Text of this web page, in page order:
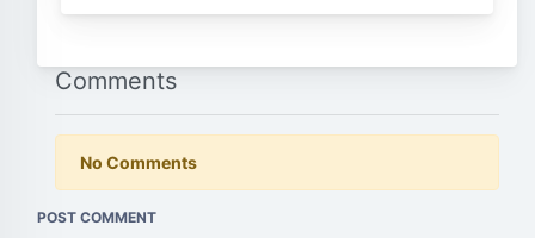
Comments
No Comments
POST COMMENT